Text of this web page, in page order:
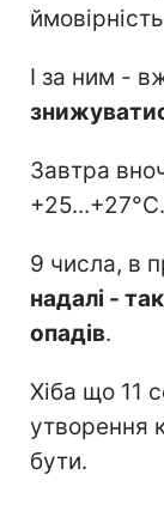
І за ним -
Завтра
+25...+27°C.
9 числа, в
надалі -
опадів.
Хіба що 11
утворення
бути.